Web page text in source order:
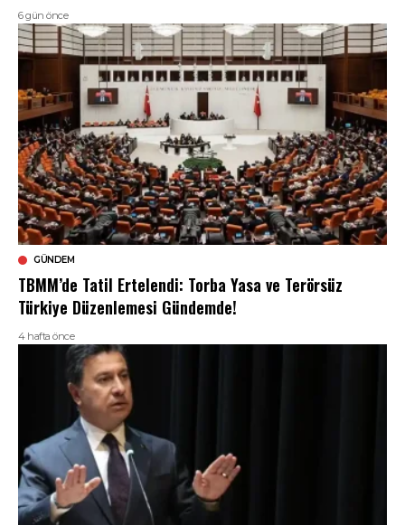
6 gün önce
GÜNDEM
TBMM’de Tatil Ertelendi: Torba Yasa ve Terörsüz
Türkiye Düzenlemesi Gündemde!
4 hafta önce